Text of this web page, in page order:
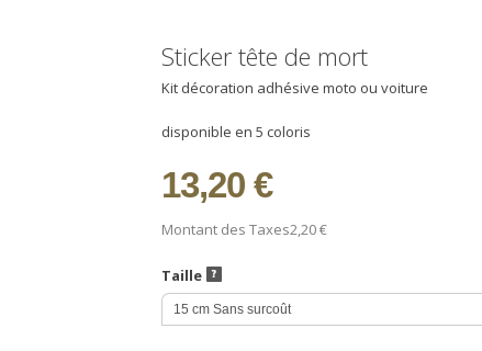
Sticker tête de mort
Kit décoration adhésive moto ou voiture
disponible en 5 coloris
13,20 €
Montant des Taxes2,20 €
Taille